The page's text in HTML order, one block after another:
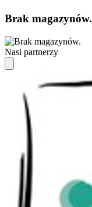
Brak magazynów.
Nasi partnerzy